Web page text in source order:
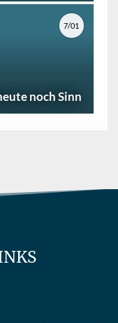
noch Sinn
7/01